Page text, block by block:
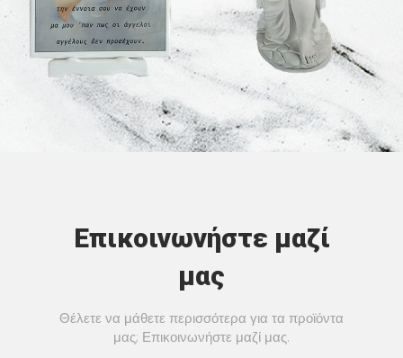
Επικοινωνήστε μαζί
μας
Θέλετε να μάθετε περισσότερα για τα προϊόντα
μας; Επικοινωνήστε μαζί μας.